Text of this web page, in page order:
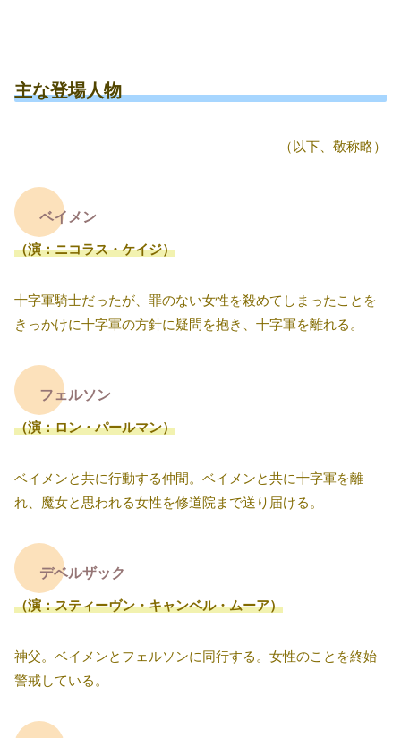
主な登場人物
（以下、敬称略）
ベイメン
（演：ニコラス・ケイジ）
十字軍騎士だったが、罪のない女性を殺めてしまったことを
きっかけに十字軍の方針に疑問を抱き、十字軍を離れる。
フェルソン
（演：ロン・パールマン）
ベイメンと共に行動する仲間。ベイメンと共に十字軍を離
れ、魔女と思われる女性を修道院まで送り届ける。
デベルザック
（演：スティーヴン・キャンベル・ムーア）
神父。ベイメンとフェルソンに同行する。女性のことを終始
警戒している。